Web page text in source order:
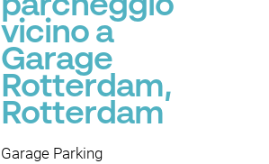
parcheggio
vicino a
Garage
Rotterdam,
Rotterdam
Garage Parking